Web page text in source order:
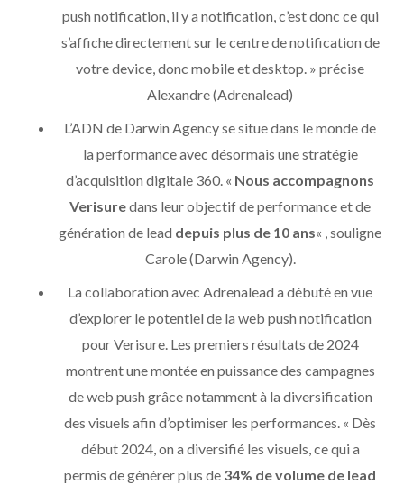
push notification, il y a notification, c’est donc ce qui
s’affiche directement sur le centre de notification de
votre device, donc mobile et desktop. » précise
Alexandre (Adrenalead)
L’ADN de Darwin Agency se situe dans le monde de
la performance avec désormais une stratégie
d’acquisition digitale 360. « Nous accompagnons
Verisuredans leur objectif de performance et de
génération de lead depuis plus de 10 ans« , souligne
Carole (Darwin Agency).
La collaboration avec Adrenalead a débuté en vue
d’explorer le potentiel de la web push notification
pour Verisure. Les premiers résultats de 2024
montrent une montée en puissance des campagnes
de web push grâce notamment à la diversification
des visuels afin d’optimiser les performances. « Dès
début 2024, on a diversifié les visuels, ce qui a
permis de générer plus de 34% de volume de lead